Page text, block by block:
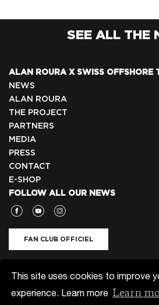
This site uses cookies to improve
experience. Learn more Learn
SEE ALL THE
ALAN ROURA X SWISS OFFSHORE
NEWS
ALAN ROURA
THE PROJECT
PARTNERS
MEDIA
PRESS
CONTACT
E-SHOP
FOLLOW ALL OUR NEWS
FAN CLUB OFFICIEL